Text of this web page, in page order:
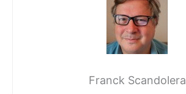
Franck Scandolera